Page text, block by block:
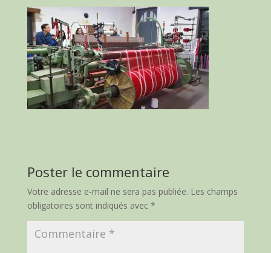
Poster le commentaire
Votre adresse e-mail ne sera pas publiée. Les champs
obligatoires sont indiqués avec *